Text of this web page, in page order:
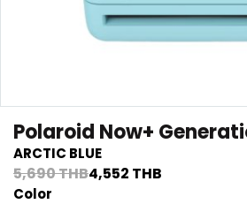
Polaroid Now+
ARCTIC BLUE
5,690 THB4,552 THB
Color